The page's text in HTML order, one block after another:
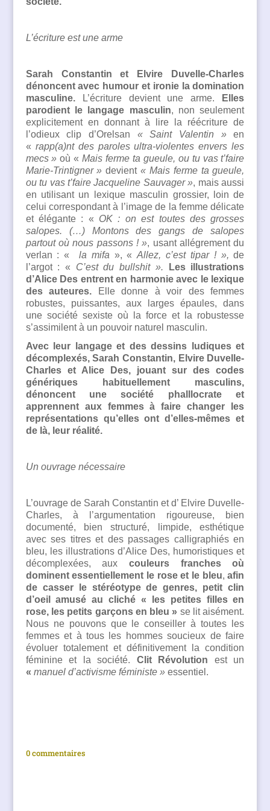
L’écriture est une arme
Sarah Constantin et Elvire Duvelle-Charles
dénoncent avec humour et ironie la domination
masculine.L’écriture devient une arme.
Elles
parodient le langage masculin, non seulement
explicitement en donnant à lire la réécriture de
l’odieux clip d’Orelsan « Saint Valentin »en
« rapp(a)nt des paroles ultra-violentes envers les
mecs »où «Mais ferme ta gueule, ou tu vas t’faire
Marie-Trintigner »devient« Mais ferme ta gueule,
ou tu vas t’faire Jacqueline Sauvager », mais aussi
en utilisant un lexique masculin grossier, loin de
celui correspondant à l’image de la femme délicate
et élégante : « OK : on est toutes des grosses
salopes. (…) Montons des gangs de salopes
partout où nous passons ! », usant allégrement du
verlan : « la mifa », «Allez, c’est tipar ! », de
l’argot : « C’est du bullshit ».
Les illustrations
d’Alice Des entrent en harmonie avec le lexique
des auteures. Elle donne à voir des femmes
robustes, puissantes, aux larges épaules, dans
une société sexiste où la force et la robustesse
s’assimilent à un pouvoir naturel masculin.
Avec leur langage et des dessins ludiques et
décomplexés, Sarah Constantin, Elvire Duvelle-
Charles et Alice Des, jouant sur des codes
génériques habituellement masculins,
dénoncent une société phalllocrate et
apprennent aux femmes à faire changer les
représentations qu’elles ont d’elles-mêmes et
de là, leur réalité.
Un ouvrage nécessaire
L’ouvrage de Sarah Constantin et d’ Elvire Duvelle-
Charles, à l’argumentation rigoureuse, bien
documenté, bien structuré, limpide, esthétique
avec ses titres et des passages calligraphiés en
bleu, les illustrations d’Alice Des, humoristiques et
décomplexées, aux couleurs franches où
dominent essentiellement le rose et le bleu,afin
de casser le stéréotype de genres, petit clin
d’oeil amusé au cliché « les petites filles en
rose, les petits garçons en bleu » se lit aisément.
Nous ne pouvons que le conseiller à toutes les
femmes et à tous les hommes soucieux de faire
évoluer totalement et définitivement la condition
féminine et la société. Clit Révolution est un
« manuel d’activisme féministe »essentiel.
0 commentaires